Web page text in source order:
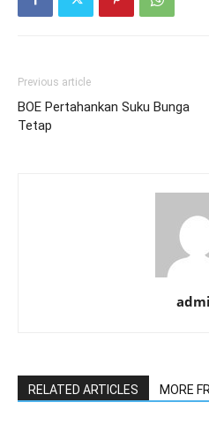
Previous article
BOE Pertahankan Suku Bunga
Tetap
RELATED ARTICLES MORE